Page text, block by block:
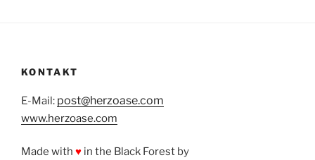
KONTAKT
E-Mail: post@herzoase.com
www.herzoase.com
Made with ♥ in the Black Forest by